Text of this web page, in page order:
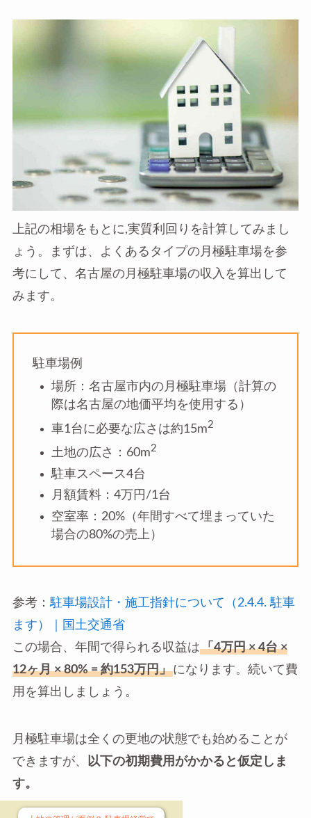
上記の相場をもとに,実質利回りを計算してみまし
ょう。まずは、よくあるタイプの月極駐車場を参
考にして、名古屋の月極駐車場の収入を算出して
みます。
駐車場例
場所：名古屋市内の月極駐車場（計算の
際は名古屋の地価平均を使用する）
車1台に必要な広さは約15m2
土地の広さ：60m2
駐車スペース4台
月額賃料：4万円/1台
空室率：20%（年間すべて埋まっていた
場合の80%の売上）
参考： 駐車場設計・施工指針について（2.4.4. 駐車
ます）｜国土交通省
この場合、年間で得られる収益は「4万円 × 4台 ×
12ヶ月 × 80% = 約153万円」になります。続いて費
用を算出しましょう。
月極駐車場は全くの更地の状態でも始めることが
できますが、
以下の初期費用がかかると仮定しま
す。